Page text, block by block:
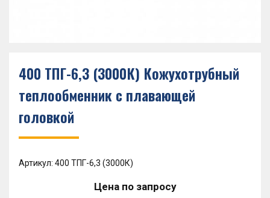
400 ТПГ-6,3 (3000К) Кожухотрубный
теплообменник с плавающей
головкой
Артикул: 400 ТПГ-6,3 (3000К)
Цена по запросу